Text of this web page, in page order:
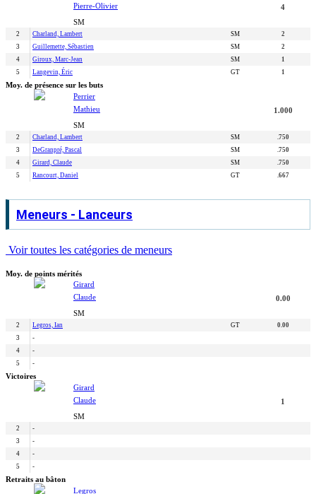
Pierre-Olivier
SM
4
2 Charland, Lambert SM
2
3
Guillemette, Sébastien SM
2
4
Giroux, Marc-Jean SM
1
5
Langevin, Éric GT 1
Moy. de présence sur les buts
Perrier
Mathieu
SM
1.000
2 Charland, Lambert SM
.750
3
DeGranpré, Pascal SM
.750
4
Girard, Claude SM
.750
5
Rancourt, Daniel GT .667
Meneurs - Lanceurs
Voir toutes les catégories de meneurs
Moy. de points mérités
Girard
Claude
SM
0.00
2 Legros, Ian GT
0.00
3
-
4
-
5
-
Victoires
Girard
Claude
SM
1
2
-
3
-
4
-
5
-
Retraits au bâton
Legros